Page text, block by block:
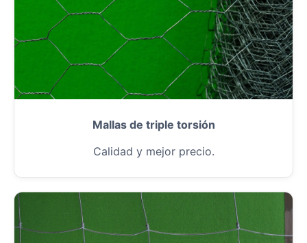
Mallas de triple torsión
Calidad y mejor precio.